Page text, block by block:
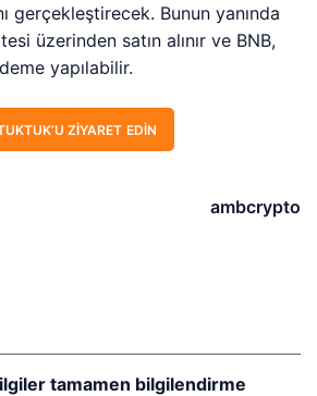
gerçekleştirecek. Bunun yanında
üzerinden satın alınır ve BNB,
yapılabilir.
ZIYARET EDIN
ambcrypto
tamamen bilgilendirme